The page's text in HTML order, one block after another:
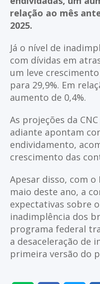
relação ao mês
2025.
Já o nível de
com dívidas em
um leve
para 29,9%. Em
aumento de 0,4%.
As projeções da
adiante apontam
endividamento,
crescimento das
Apesar disso, com o
maio deste ano, a
expectativas sobre
inadimplência dos
programa federal
a desaceleração de
primeira versão do